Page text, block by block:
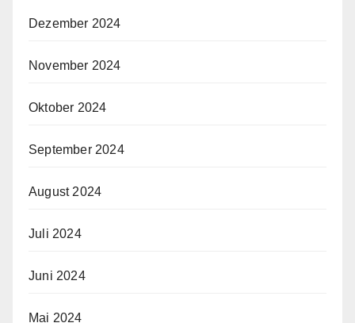
Dezember 2024
November 2024
Oktober 2024
September 2024
August 2024
Juli 2024
Juni 2024
Mai 2024